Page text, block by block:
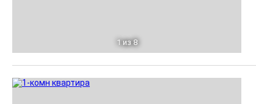
1 из 8